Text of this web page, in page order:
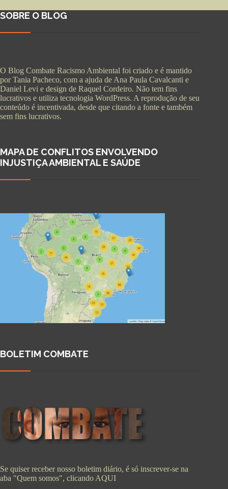
SOBRE O BLOG
O Blog Combate Racismo Ambiental foi criado e é mantido
por Tania Pacheco, com a ajuda de Ana Paula Cavalcanti e
Daniel Levi e design de Raquel Cordeiro. Não tem fins
lucrativos e utiliza tecnologia WordPress. A reprodução de seu
conteúdo é incentivada, desde que citando a fonte e também
sem fins lucrativos.
MAPA DE CONFLITOS ENVOLVENDO
INJUSTIÇA AMBIENTAL E SAÚDE
BOLETIM COMBATE
Se quiser receber nosso boletim diário, é só inscrever-se na
aba "Quem somos", clicando AQUI